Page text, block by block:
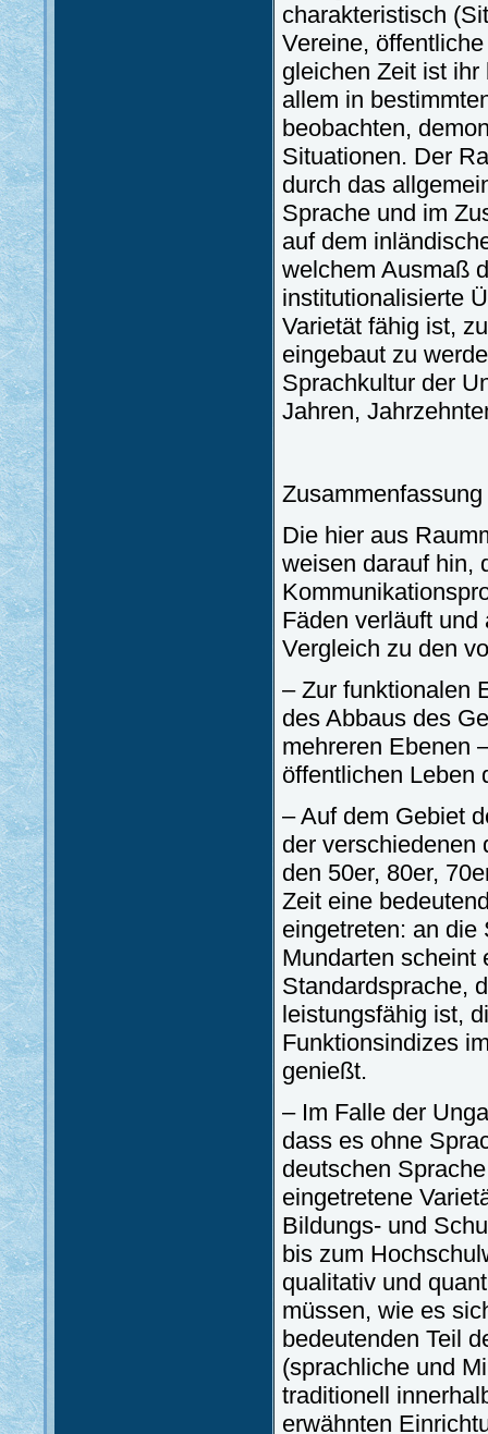
charakteristisch
Vereine,
gleichen Zeit ist
allem in
beobachten,
Situationen. Der
durch das
Sprache und im
auf dem
welchem Ausmaß
institutionalisierte
Varietät fähig ist,
eingebaut zu
Sprachkultur der
Jahren,
Die hier aus
weisen darauf hin,
Fäden verläuft
Vergleich zu den
– Zur funktionalen
des Abbaus des
mehreren Ebenen
öffentlichen Leben
– Auf dem Gebiet
der verschiedenen
den 50er, 80er,
Zeit eine
eingetreten: an die
Mundarten scheint
Standardsprache,
leistungsfähig ist,
Funktionsindizes
genießt.
– Im Falle der
dass es ohne
deutschen
eingetretene
Bildungs- und
bis zum
qualitativ und
müssen, wie es
bedeutenden Teil
(sprachliche und
traditionell
erwähnten